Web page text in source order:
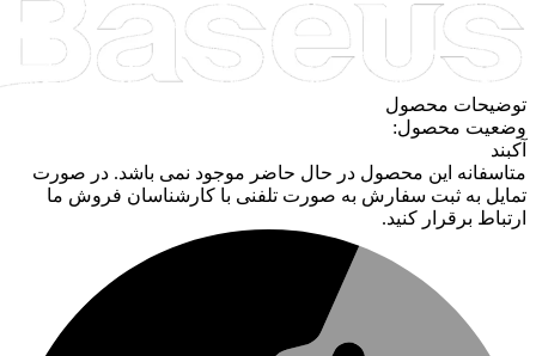
توضیحات محصول
وضعیت محصول:
آکبند
متاسفانه این محصول در حال حاضر موجود نمی باشد. در صورت
تمایل به ثبت سفارش به صورت تلفنی با کارشناسان فروش ما
ارتباط برقرار کنید.